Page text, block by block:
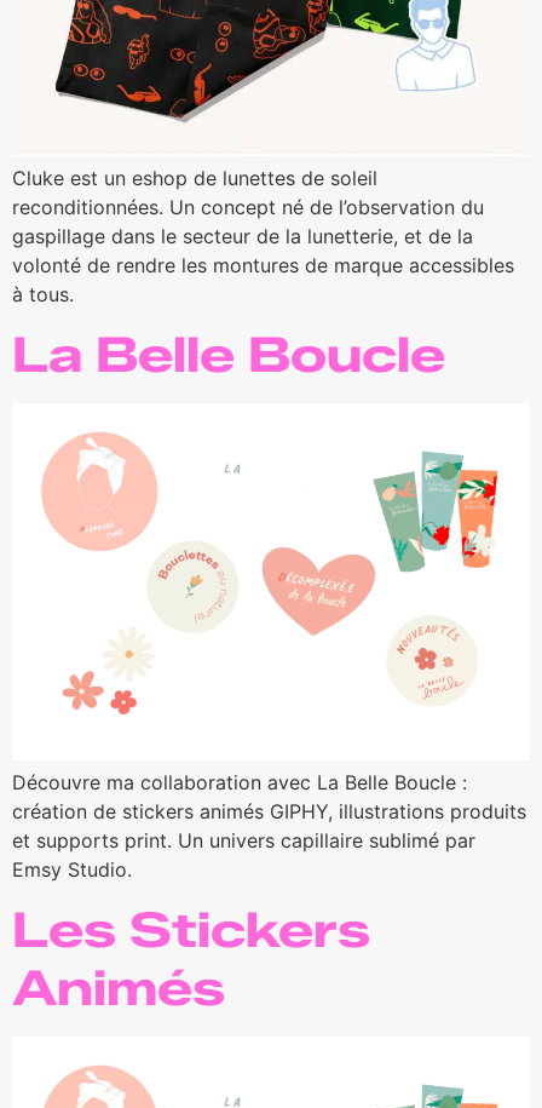
Cluke est un eshop de lunettes de soleil
reconditionnées. Un concept né de l’observation du
gaspillage dans le secteur de la lunetterie, et de la
volonté de rendre les montures de marque accessibles
à tous.
La Belle Boucle
Découvre ma collaboration avec La Belle Boucle :
création de stickers animés GIPHY, illustrations produits
et supports print. Un univers capillaire sublimé par
Emsy Studio.
Les Stickers
Animés